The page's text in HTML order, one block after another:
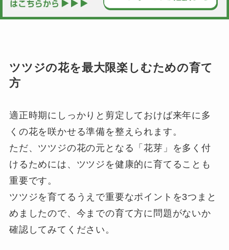
ツツジの花を最大限楽しむための育て
方
適正時期にしっかりと剪定しておけば来年に多
くの花を咲かせる準備を整えられます。
ただ、ツツジの花の元となる「花芽」を多く付
けるためには、ツツジを健康的に育てることも
重要です。
ツツジを育てるうえで重要なポイントを3つまと
めましたので、今までの育て方に問題がないか
確認してみてください。